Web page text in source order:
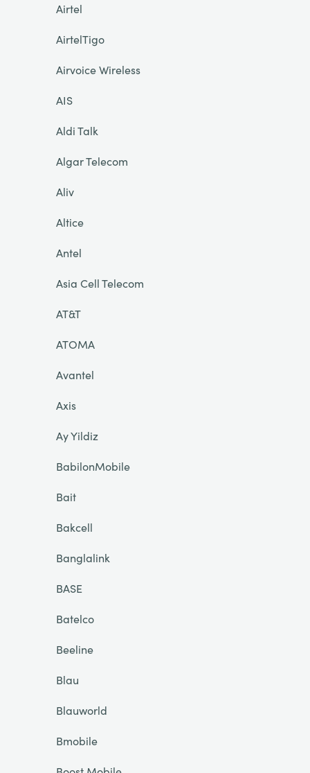
Airtel
AirtelTigo
Airvoice Wireless
AIS
Aldi Talk
Algar Telecom
Aliv
Altice
Antel
Asia Cell Telecom
AT&T
ATOMA
Avantel
Axis
Ay Yildiz
BabilonMobile
Bait
Bakcell
Banglalink
BASE
Batelco
Beeline
Blau
Blauworld
Bmobile